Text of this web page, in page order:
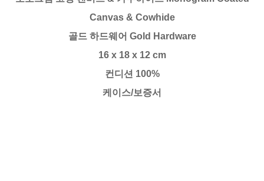
Canvas & Cowhide
골드 하드웨어 Gold Hardware
16 x 18 x 12 cm
컨디션 100%
케이스/보증서